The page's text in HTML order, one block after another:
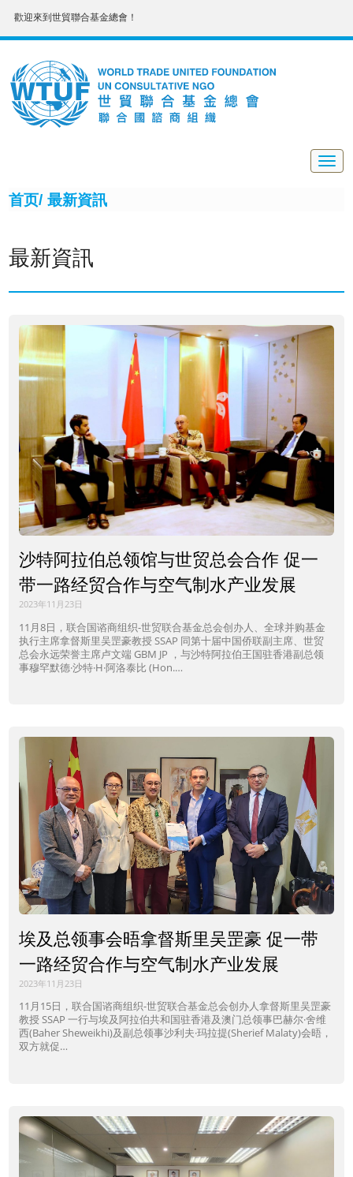
歡迎來到世貿聯合基金總會！
首页/ 最新資訊
最新資訊
沙特阿拉伯总领馆与世贸总会合作 促一
带一路经贸合作与空气制水产业发展
2023年11月23日
11月8日，联合国谘商组织-世贸联合基金总会创办人、全球并购基金
执行主席拿督斯里吴罡豪教授 SSAP 同第十届中国侨联副主席、世贸
总会永远荣誉主席卢文端 GBM JP ，与沙特阿拉伯王国驻香港副总领
事穆罕默德·沙特·H·阿洛泰比 (Hon.…
埃及总领事会晤拿督斯里吴罡豪 促一带
一路经贸合作与空气制水产业发展
2023年11月23日
11月15日，联合国谘商组织-世贸联合基金总会创办人拿督斯里吴罡豪
教授 SSAP 一行与埃及阿拉伯共和国驻香港及澳门总领事巴赫尔·舍维
西(Baher Sheweikhi)及副总领事沙利夫·玛拉提(Sherief Malaty)会晤，
双方就促…